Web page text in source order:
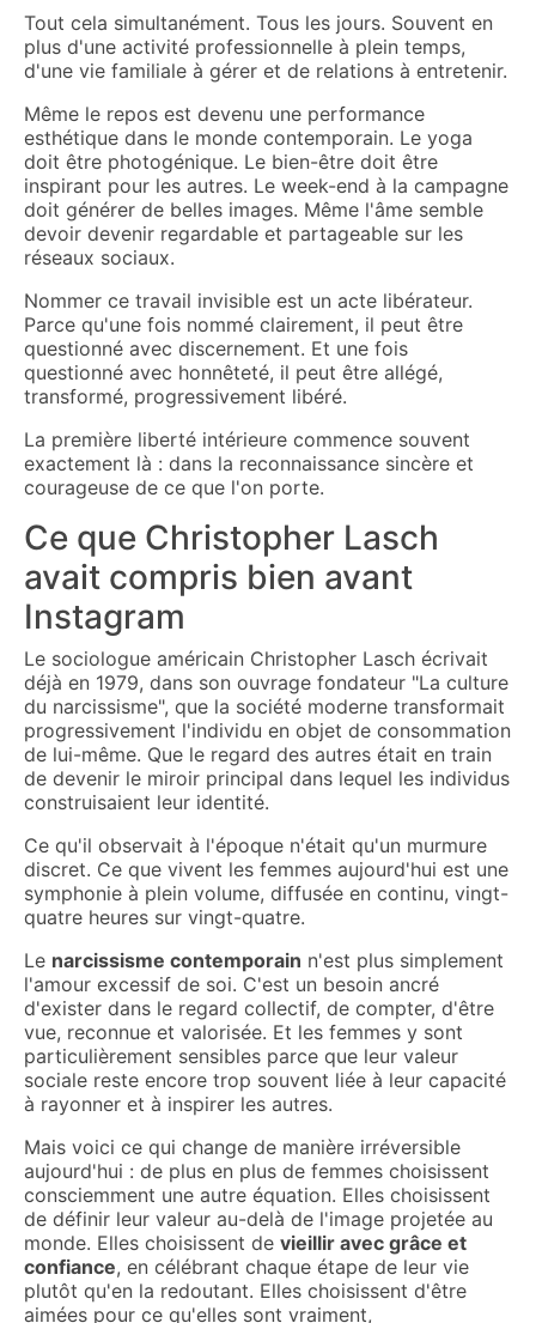
Tout cela simultanément. Tous les jours. Souvent en
plus d'une activité professionnelle à plein temps,
d'une vie familiale à gérer et de relations à entretenir.
Même le repos est devenu une performance
esthétique dans le monde contemporain. Le yoga
doit être photogénique. Le bien-être doit être
inspirant pour les autres. Le week-end à la campagne
doit générer de belles images. Même l'âme semble
devoir devenir regardable et partageable sur les
réseaux sociaux.
Nommer ce travail invisible est un acte libérateur.
Parce qu'une fois nommé clairement, il peut être
questionné avec discernement. Et une fois
questionné avec honnêteté, il peut être allégé,
transformé, progressivement libéré.
La première liberté intérieure commence souvent
exactement là : dans la reconnaissance sincère et
courageuse de ce que l'on porte.
Ce que Christopher Lasch
avait compris bien avant
Instagram
Le sociologue américain Christopher Lasch écrivait
déjà en 1979, dans son ouvrage fondateur "La culture
du narcissisme", que la société moderne transformait
progressivement l'individu en objet de consommation
de lui-même. Que le regard des autres était en train
de devenir le miroir principal dans lequel les individus
construisaient leur identité.
Ce qu'il observait à l'époque n'était qu'un murmure
discret. Ce que vivent les femmes aujourd'hui est une
symphonie à plein volume, diffusée en continu, vingt-
quatre heures sur vingt-quatre.
Le narcissisme contemporain n'est plus simplement
l'amour excessif de soi. C'est un besoin ancré
d'exister dans le regard collectif, de compter, d'être
vue, reconnue et valorisée. Et les femmes y sont
particulièrement sensibles parce que leur valeur
sociale reste encore trop souvent liée à leur capacité
à rayonner et à inspirer les autres.
Mais voici ce qui change de manière irréversible
aujourd'hui : de plus en plus de femmes choisissent
consciemment une autre équation. Elles choisissent
de définir leur valeur au-delà de l'image projetée au
monde. Elles choisissent de vieillir avec grâce et
confiance, en célébrant chaque étape de leur vie
plutôt qu'en la redoutant. Elles choisissent d'être
aimées pour ce qu'elles sont vraiment,